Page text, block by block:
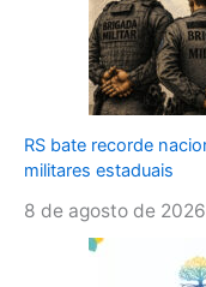
RS bate recorde
militares estaduais
8 de agosto de 2026